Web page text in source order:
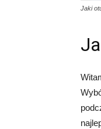
Jaki